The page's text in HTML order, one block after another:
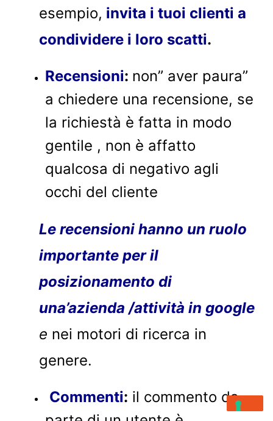
esempio, invita i tuoi clienti a
condividere i loro scatti.
Recensioni: non” aver paura”
a chiedere una recensione, se
la richiestà è fatta in modo
gentile , non è affatto
qualcosa di negativo agli
occhi del cliente
Le recensioni hanno un ruolo
importante per il
posizionamento di
una’azienda /attività in google
e nei motori di ricerca in
genere.
Commenti: il commento da